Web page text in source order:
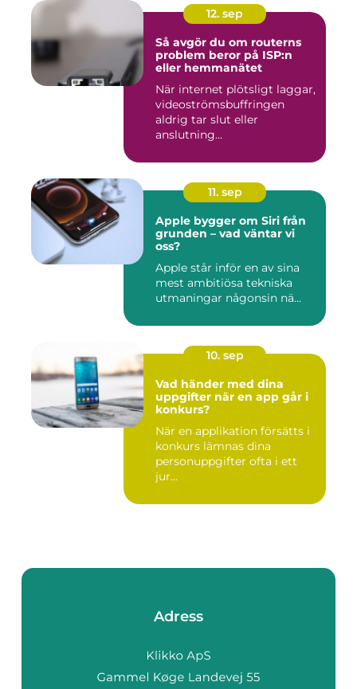
12. sep
Så avgör du om routerns
problem beror på ISP:n
eller hemmanätet
När internet plötsligt laggar,
videoströmsbuffringen
aldrig tar slut eller
anslutning...
11. sep
Apple bygger om Siri från
grunden – vad väntar vi
oss?
Apple står inför en av sina
mest ambitiösa tekniska
utmaningar någonsin nä...
10. sep
Vad händer med dina
uppgifter när en app går i
konkurs?
När en applikation försätts i
konkurs lämnas dina
personuppgifter ofta i ett
jur...
Adress